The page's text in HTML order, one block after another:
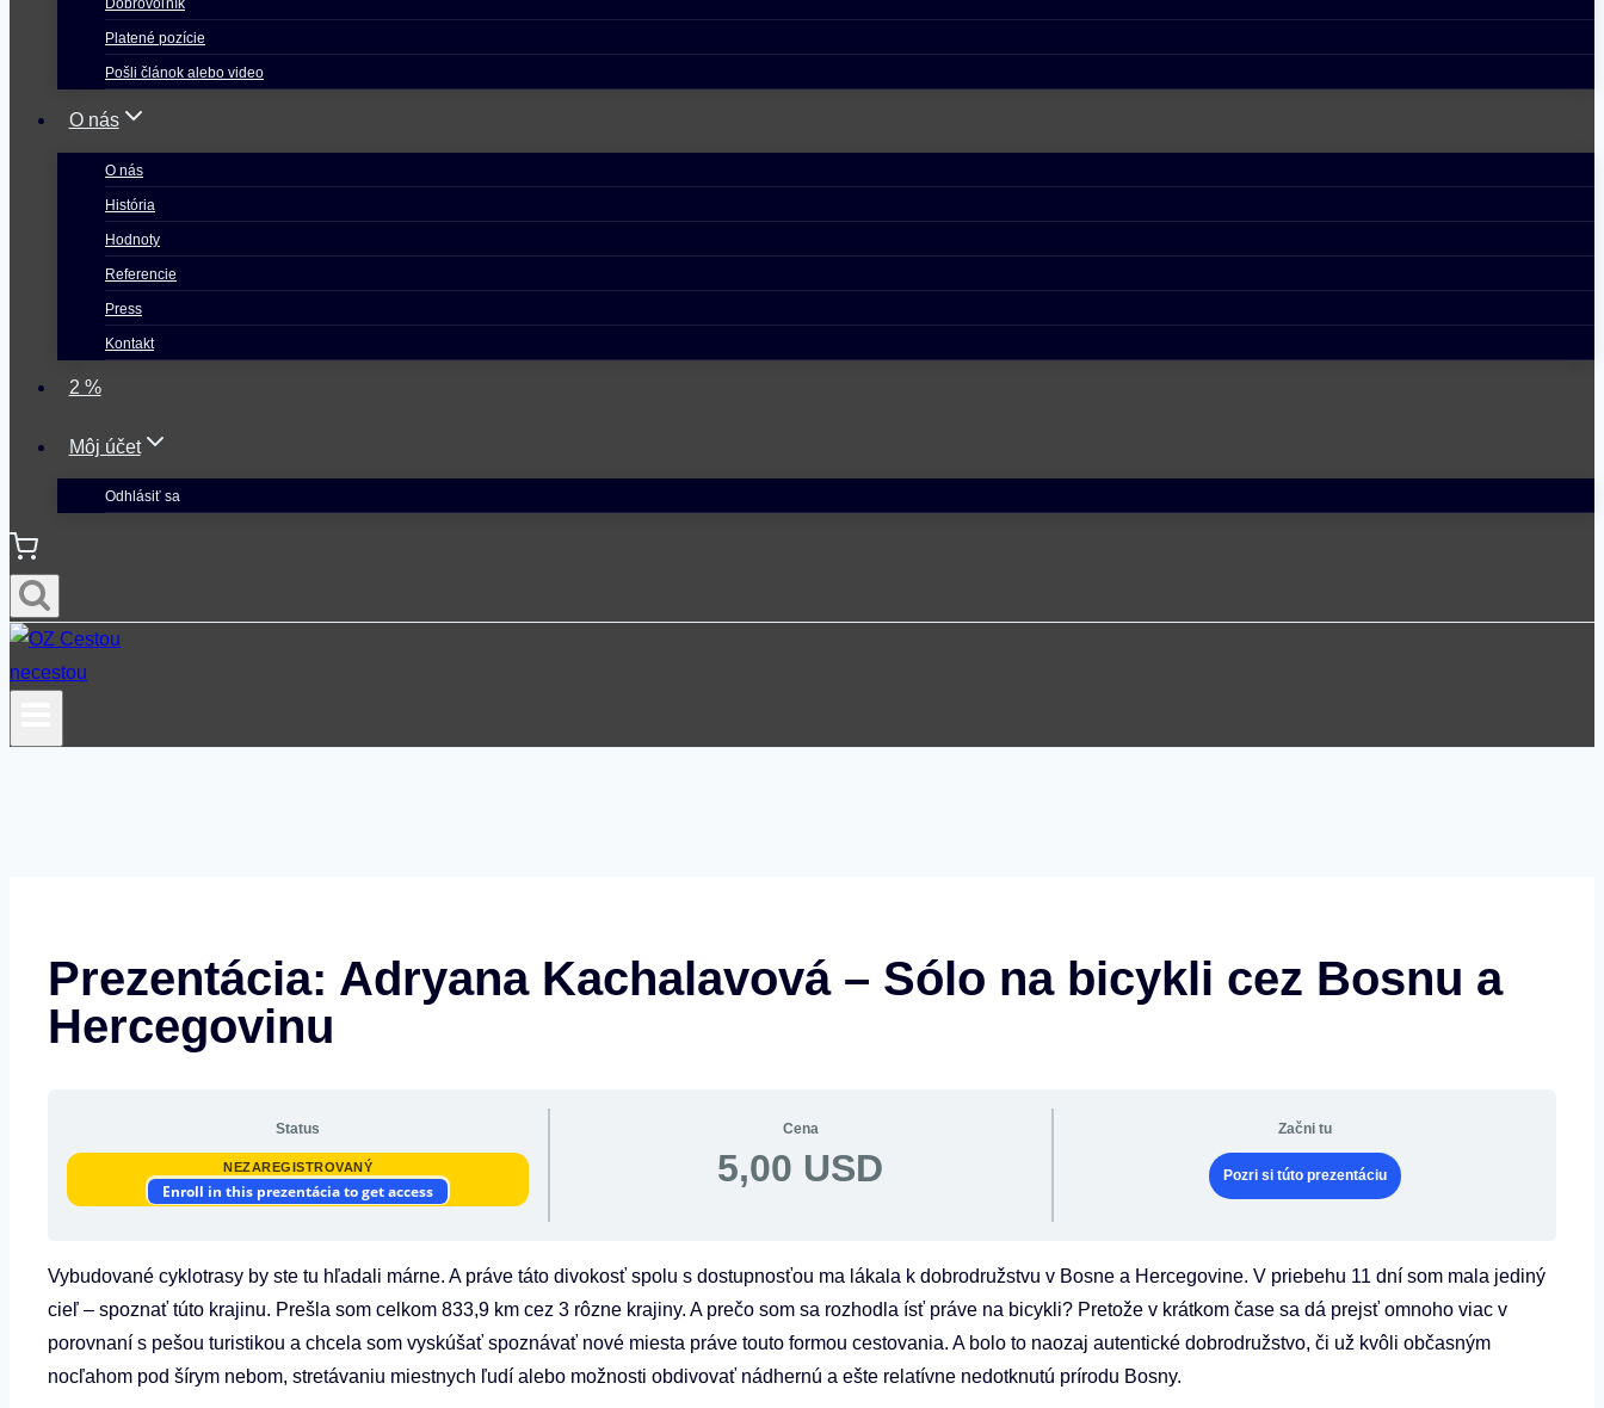
Dobrovoľník
Platené pozície
Pošli článok alebo video
O nás
O nás
História
Hodnoty
Referencie
Press
Kontakt
2 %
Môj účet
Odhlásiť sa
Prezentácia: Adryana Kachalavová – Sólo na bicykli cez Bosnu a
Hercegovinu
Status
NEZAREGISTROVANÝ
Enroll in this prezentácia to get access
Cena
5,00 USD
Začni tu
Pozri si túto prezentáciu
Vybudované cyklotrasy by ste tu hľadali márne. A práve táto divokosť spolu s dostupnosťou ma lákala k dobrodružstvu v Bosne a Hercegovine. V priebehu 11 dní som mala jediný
cieľ – spoznať túto krajinu. Prešla som celkom 833,9 km cez 3 rôzne krajiny. A prečo som sa rozhodla ísť práve na bicykli? Pretože v krátkom čase sa dá prejsť omnoho viac v
porovnaní s pešou turistikou a chcela som vyskúšať spoznávať nové miesta práve touto formou cestovania. A bolo to naozaj autentické dobrodružstvo, či už kvôli občasným
nocľahom pod šírym nebom, stretávaniu miestnych ľudí alebo možnosti obdivovať nádhernú a ešte relatívne nedotknutú prírodu Bosny.